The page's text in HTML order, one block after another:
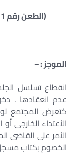
(الطعن رقم 2711 لسنة 83 جلسة 2017/02/02)
الموجز : –
انقطاع تسلسل
عدم انعقادها .
كتعرض المجتمع
الأعتداء الخارجى
الأمر على القاضى
الخصوم بكتاب مسجل . م 174 مكرر